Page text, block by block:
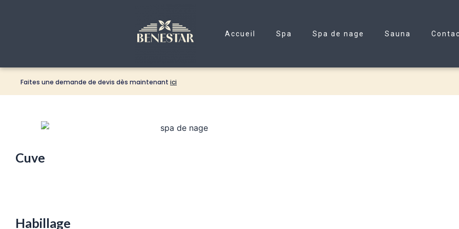
Accueil Spa Spa de nage Sauna
Faites une demande de devis dès maintenant ici
Cuve
Habillage